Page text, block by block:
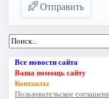
Отправить
Все новости сайта
Ваша помощь сайту
Контакты
Пользовательское